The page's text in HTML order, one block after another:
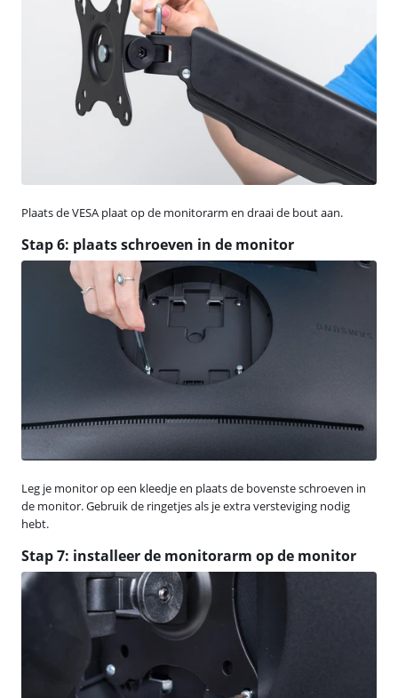
Plaats de VESA plaat op de monitorarm en draai de bout aan.
Stap 6: plaats schroeven in de monitor
Leg je monitor op een kleedje en plaats de bovenste schroeven in
de monitor. Gebruik de ringetjes als je extra versteviging nodig
hebt.
Stap 7: installeer de monitorarm op de monitor